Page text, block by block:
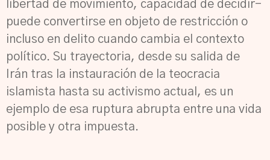
libertad de movimiento, capacidad de decidir-
puede convertirse en objeto de restricción o
incluso en delito cuando cambia el contexto
político. Su trayectoria, desde su salida de
Irán tras la instauración de la teocracia
islamista hasta su activismo actual, es un
ejemplo de esa ruptura abrupta entre una vida
posible y otra impuesta.